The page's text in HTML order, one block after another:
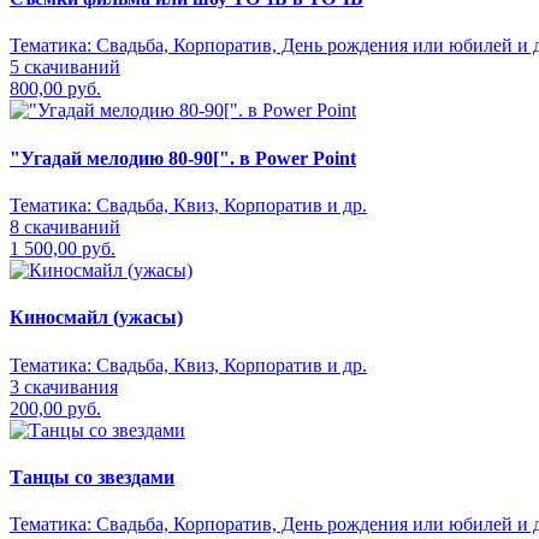
Тематика: Свадьба, Корпоратив, День рождения или юбилей и
5 скачиваний
800,00 руб.
"Угадай мелодию 80-90[". в Power Point
Тематика: Свадьба, Квиз, Корпоратив и др.
8 скачиваний
1 500,00 руб.
Киносмайл (ужасы)
Тематика: Свадьба, Квиз, Корпоратив и др.
3 скачивания
200,00 руб.
Танцы со звездами
Тематика: Свадьба, Корпоратив, День рождения или юбилей и